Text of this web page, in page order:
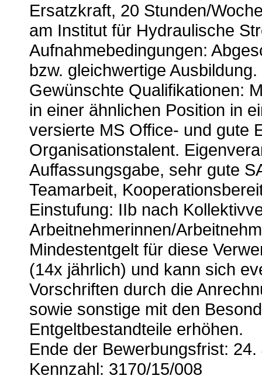
Ersatzkraft, 20 Stunden/
am Institut für Hydraulische
Aufnahmebedingungen:
bzw. gleichwertige Ausbildung.
Gewünschte Qualifikationen:
in einer ähnlichen Position in
versierte MS Office- und gute
Organisationstalent.
Auffassungsgabe, sehr gute
Teamarbeit,
Einstufung: IIb nach
Arbeitnehmerinnen/
Mindestentgelt für diese
(14x jährlich) und kann sich
Vorschriften durch die
sowie sonstige mit den
Entgeltbestandteile erhöhen.
Ende der Bewerbungsfrist:
Kennzahl: 3170/15/008